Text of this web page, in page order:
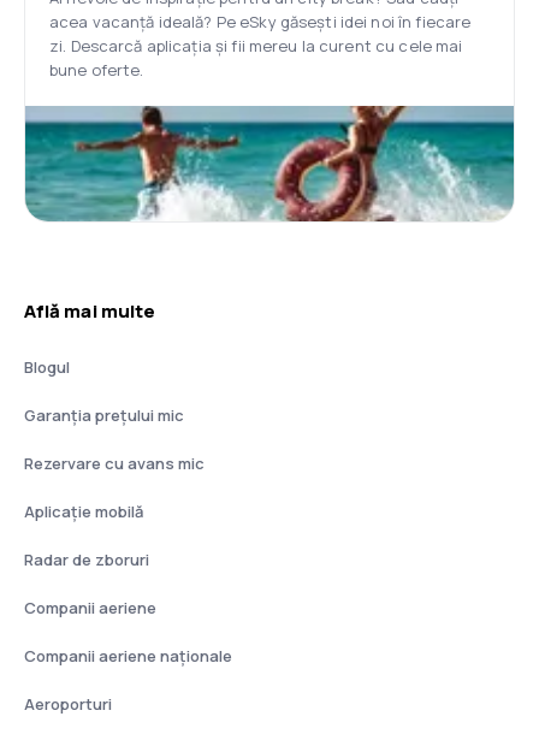
acea vacanță ideală? Pe eSky găsești idei noi în fiecare
zi. Descarcă aplicația și fii mereu la curent cu cele mai
bune oferte.
Află mai multe
Blogul
Garanția prețului mic
Rezervare cu avans mic
Aplicație mobilă
Radar de zboruri
Companii aeriene
Companii aeriene naţionale
Aeroporturi